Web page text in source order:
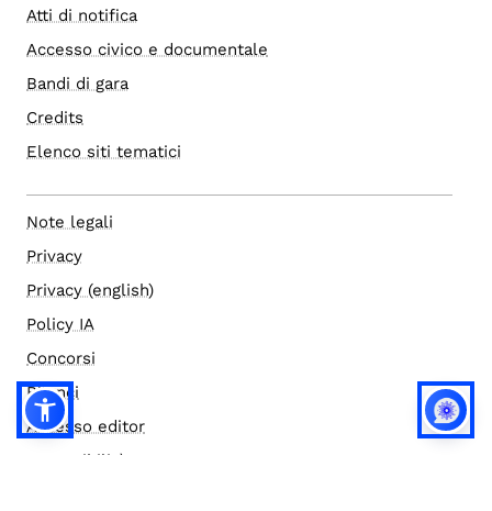
Atti di notifica
Accesso civico e documentale
Bandi di gara
Credits
Elenco siti tematici
Note legali
Privacy
Privacy (english)
Policy IA
Concorsi
Bilanci
Accesso editor
Accessibilità